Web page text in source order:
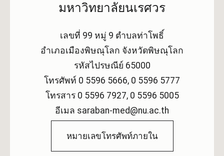
มหาวิทยาลัยนเรศวร
เลขที่ 99 หมู่ 9 ตำบลท่าโพธิ์
อำเภอเมืองพิษณุโลก จังหวัดพิษณุโลก
รหัสไปรษณีย์ 65000
โทรศัพท์ 0 5596 5666, 0 5596 5777
โทรสาร 0 5596 7927, 0 5596 5005
อีเมล saraban-med@nu.ac.th
หมายเลขโทรศัพท์ภายใน